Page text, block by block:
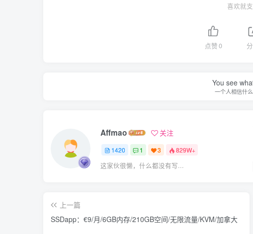
喜欢就
点赞0
You see
一个人相信什
Affmao 关注
1420 1 3 829W+
这家伙很懒，什么都没有写...
上一篇
SSDapp：€9/月/6GB内存/210GB空间/无限流量/KVM/加拿大